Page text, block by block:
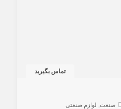
تماس بگیرید
صنعت لوازم صنعتی